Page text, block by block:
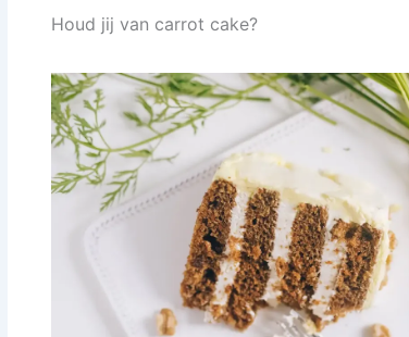
Houd jij van carrot cake?